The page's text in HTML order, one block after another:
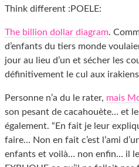
Think different :POELE:
The billion dollar diagram.
d’enfants du tiers monde
jour au lieu d’un et sécher les
définitivement le cul aux
Personne n’a du le rater, mais
son pesant de cacahouète… et
également. “En fait je leur
faire… Non en fait c’est l’ami
enfants et voilà… non enfin… il